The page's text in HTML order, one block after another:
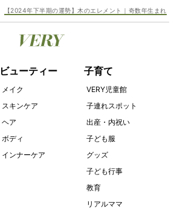
【2024年下半期の運勢】木のエレメント｜奇数年生まれ
ビューティー
メイク
スキンケア
ヘア
ボディ
インナーケア
子育て
VERY児童館
子連れスポット
出産・内祝い
子ども服
グッズ
子ども行事
教育
リアルママ